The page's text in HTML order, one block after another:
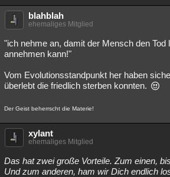
blahblah
ehemaliges Mitglied
"ich nehme an, damit der Mensch den Tod
annehmen kann!"
Vom Evolutionsstandpunkt her haben
überlebt die friedlich sterben konnten.
Der Geist beherrscht die Materie!
xylant
ehemaliges Mitglied
Das hat zwei große Vorteile. Zum einen,
Und zum anderen, ham wir Dich endlich